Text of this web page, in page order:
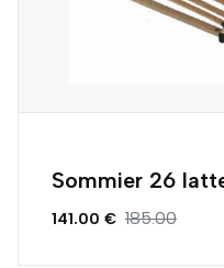
Sommier 26
141.00 € 185.00